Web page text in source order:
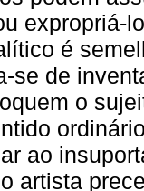
expropriá-
é
se de
o
ao
artista